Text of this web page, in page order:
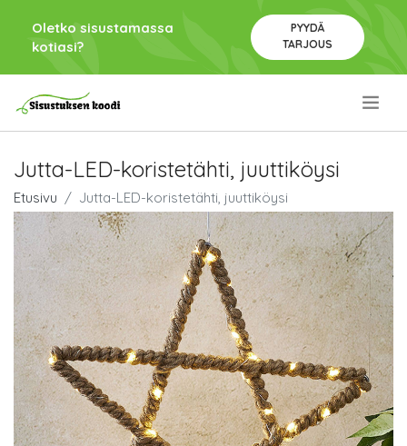
Oletko sisustamassa
kotiasi?
PYYDÄ
TARJOUS
Jutta-LED-koristetähti, juuttiköysi
Etusivu Jutta-LED-koristetähti, juuttiköysi